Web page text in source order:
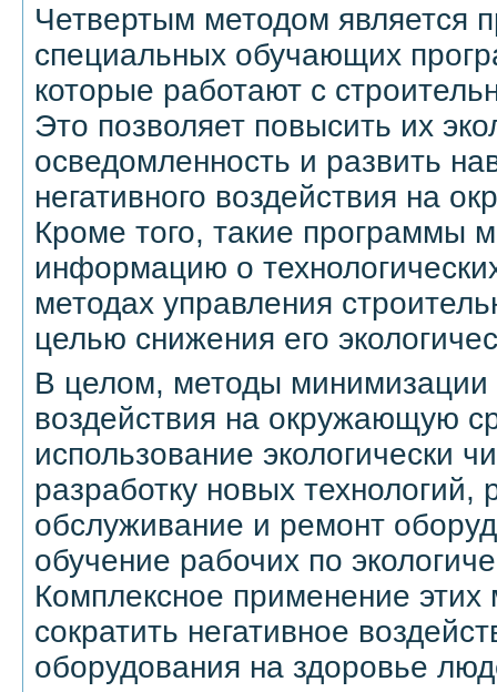
Четвертым методом является
специальных обучающих
которые работают с
Это позволяет повысить их
осведомленность и развить
негативного воздействия на
Кроме того, такие программы
информацию о
методах управления
целью снижения его
В целом, методы минимизации
воздействия на окружающую
использование экологически
разработку новых технологий,
обслуживание и ремонт
обучение рабочих по
Комплексное применение этих
сократить негативное
оборудования на здоровье